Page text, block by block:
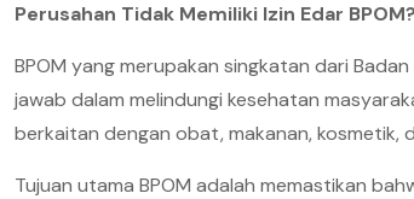
Perusahan Tidak Memiliki Izin Edar
BPOM yang merupakan singkatan dari
jawab dalam melindungi kesehatan
berkaitan dengan obat, makanan, kosmetik,
Tujuan utama BPOM adalah memastikan